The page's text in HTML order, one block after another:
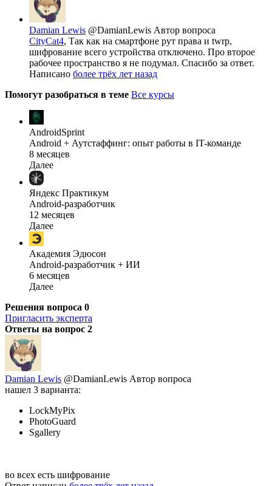
Damian Lewis @DamianLewis Автор вопроса
CityCat4, Так как на смартфоне рут права и twrp,
шифрование всего устройства отключено. Про второе
рабочее пространство я не подумал. Спасибо за ответ.
Написано более трёх лет назад
Помогут разобраться в теме Все курсы
AndroidSprint
Android + Аутстаффинг: опыт работы в IT-команде
8 месяцев
Далее
Яндекс Практикум
Android-разработчик
12 месяцев
Далее
Академия Эдюсон
Android-разработчик + ИИ
6 месяцев
Далее
Решения вопроса 0
Пригласить эксперта
Ответы на вопрос 2
Damian Lewis @DamianLewis Автор вопроса
нашел 3 варианта:
LockMyPix
PhotoGuard
Sgallery
во всех есть шифрование